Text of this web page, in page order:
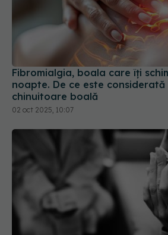
Fibromialgia, boala care îți
noapte. De ce este considerată
chinuitoare boală
02 oct 2025, 10:07